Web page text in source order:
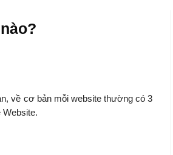
về cơ bản mỗi website thường có 3
Website.